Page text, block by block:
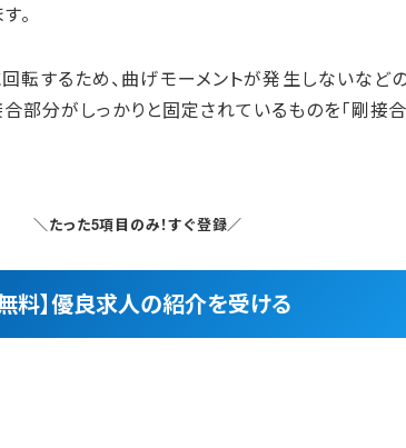
。
転するため、曲げモーメントが発生しないなど
部分がしっかりと固定されているものを「剛接合
＼たった5項目のみ！すぐ登録／
無料】優良求人の紹介を受ける